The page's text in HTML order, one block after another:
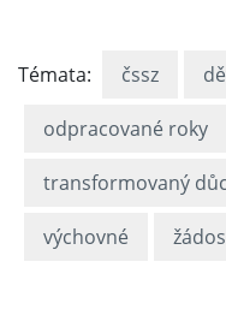
Témata: čssz
odpracované roky
transformovaný
výchovné